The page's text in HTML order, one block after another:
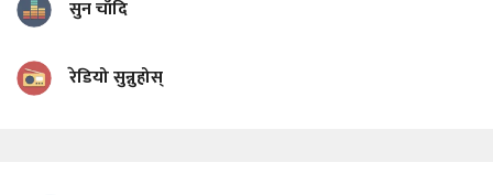
सुन चाँदि
रेडियो सुन्नुहोस्